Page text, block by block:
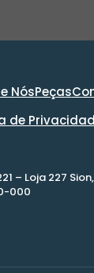
NósPeças
de
– Loja 227 Sion,
000